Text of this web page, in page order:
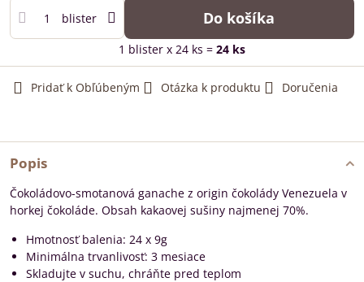
blister Do košíka
1 blister x 24 ks = 24 ks
Pridať k Obľúbeným Otázka k produktu Doručenia
Popis
Čokoládovo-smotanová ganache z origin čokolády Venezuela v
horkej čokoláde. Obsah kakaovej sušiny najmenej 70%.
Hmotnosť balenia: 24 x 9g
Minimálna trvanlivosť: 3 mesiace
Skladujte v suchu, chráňte pred teplom